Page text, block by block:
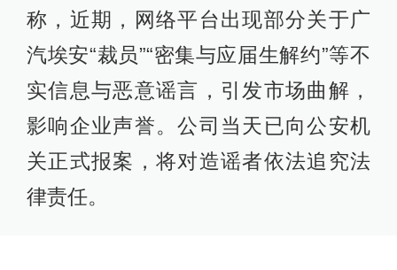
称，近期，网络平台出现部分关于广
汽埃安“裁员”“密集与应届生解约”等不
实信息与恶意谣言，引发市场曲解，
影响企业声誉。公司当天已向公安机
关正式报案，将对造谣者依法追究法
律责任。